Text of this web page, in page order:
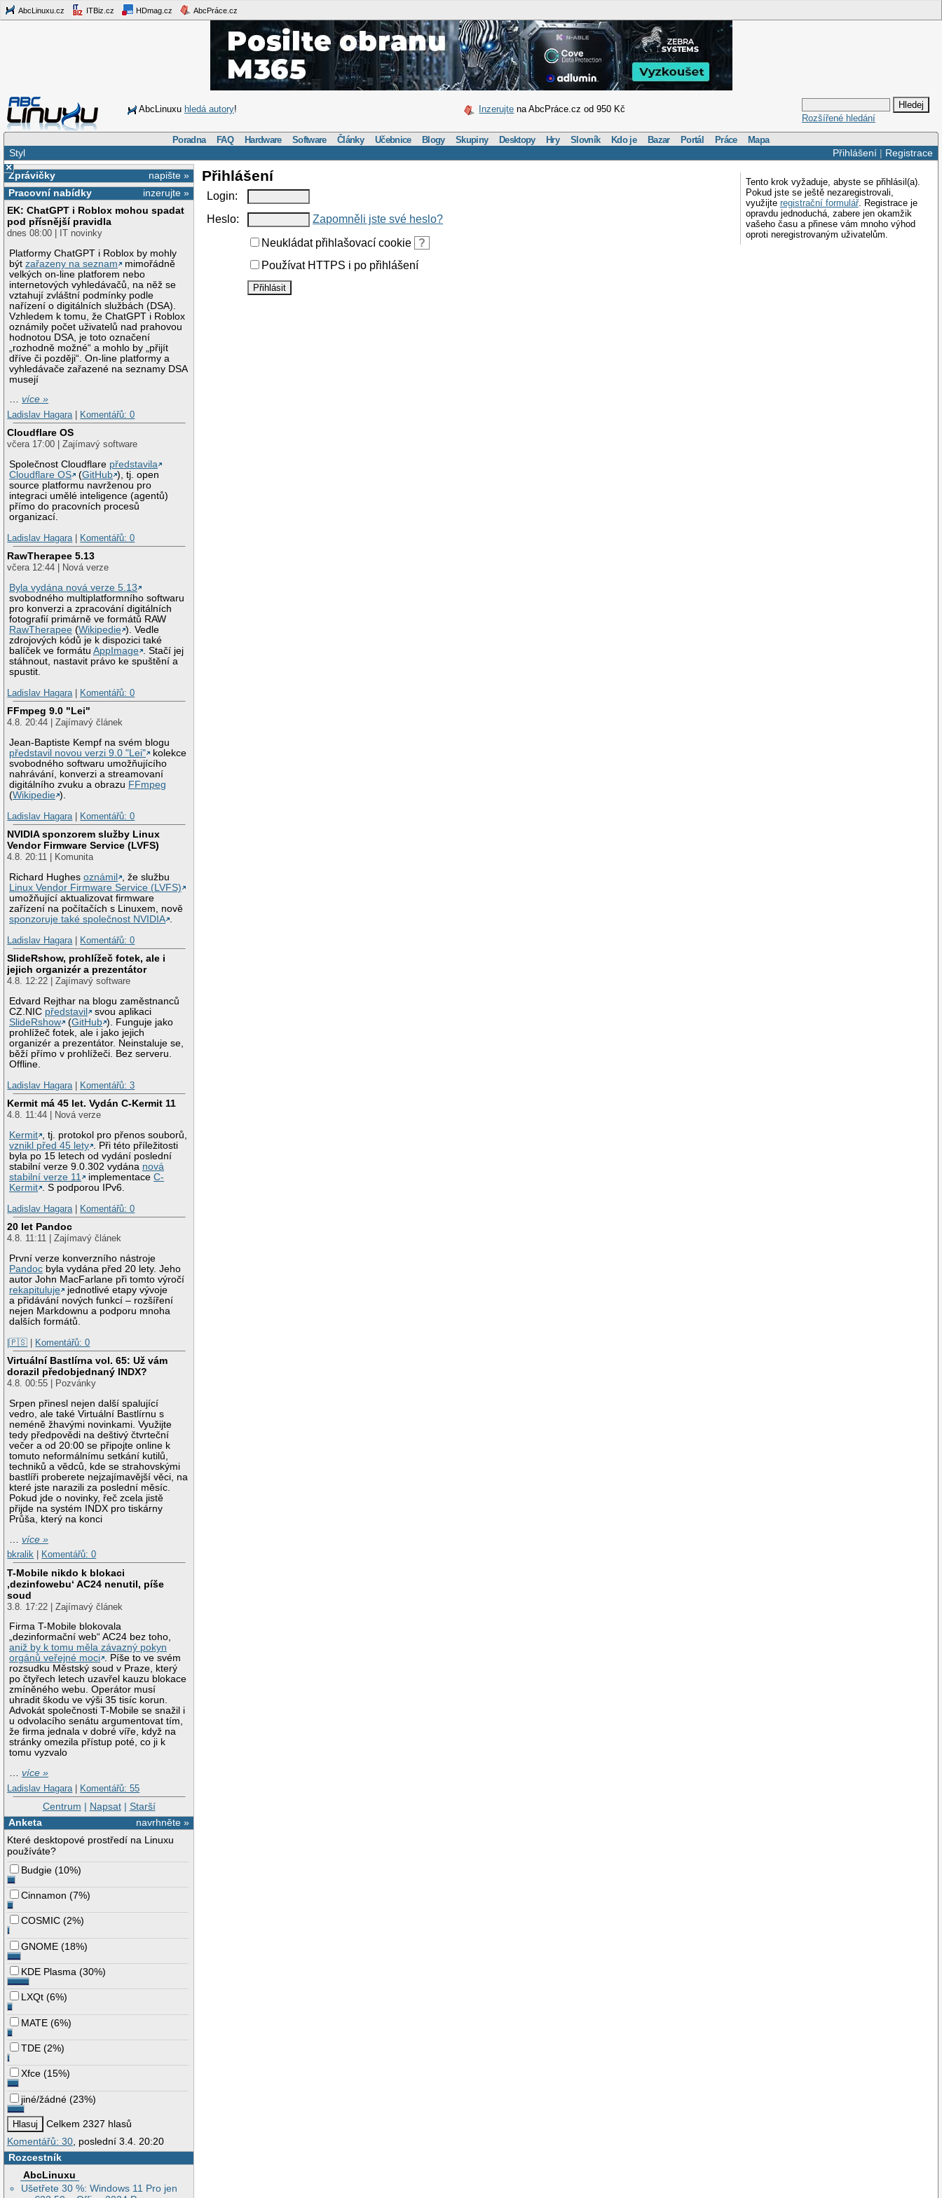
AbcLinuxu.cz ITBiz.cz HDmag.cz AbcPráce.cz
AbcLinuxu hledá autory! Inzerujte na AbcPráce.cz od 950 Kč
Rozšířené hledání
Poradna FAQ Hardware Software Články Učebnice Blogy Skupiny Desktopy Hry Slovník Kdo je Bazar Portál Práce Mapa
Přihlášení| Registrace
Styl
×
napište »
Zprávičky
inzerujte »
Pracovní nabídky
EK: ChatGPT i Roblox mohou spadat
pod přísnější pravidla
dnes 08:00 | IT novinky
Platformy ChatGPT i Roblox by mohly
býtzařazeny na seznam
mimořádně
velkých on-line platforem nebo
internetových vyhledávačů, na něž se
vztahují zvláštní podmínky podle
nařízení o digitálních službách (DSA).
Vzhledem k tomu, že ChatGPT i Roblox
oznámily počet uživatelů nad prahovou
hodnotou DSA, je toto označení
„rozhodně možné“ a mohlo by „přijít
dříve či později“. On-line platformy a
vyhledávače zařazené na seznamy DSA
musejí
…více »
Ladislav Hagara
Komentářů: 0
Cloudflare OS
včera 17:00 | Zajímavý software
Společnost Cloudflare představila
Cloudflare OS
(GitHub ), tj. open
source platformu navrženou pro
integraci umělé inteligence (agentů)
přímo do pracovních procesů
organizací.
Ladislav Hagara
Komentářů: 0
RawTherapee 5.13
včera 12:44 | Nová verze
Byla vydána nová verze 5.13
svobodného multiplatformního softwaru
pro konverzi a zpracování digitálních
fotografií primárně ve formátů RAW
RawTherapee (Wikipedie ). Vedle
zdrojových kódů je k dispozici také
balíček ve formátuAppImage . Stačí jej
stáhnout, nastavit právo ke spuštění a
spustit.
Ladislav Hagara
Komentářů: 0
FFmpeg 9.0 "Lei"
4.8. 20:44 | Zajímavý článek
Jean-Baptiste Kempf na svém blogu
představil novou verzi 9.0 "Lei"
kolekce
svobodného softwaru umožňujícího
nahrávání, konverzi a streamovaní
digitálního zvuku a obrazu FFmpeg
(Wikipedie ).
Ladislav Hagara
Komentářů: 0
NVIDIA sponzorem služby Linux
Vendor Firmware Service (LVFS)
4.8. 20:11 | Komunita
Richard Hughesoznámil
, že službu
Linux Vendor Firmware Service (LVFS)
umožňující aktualizovat firmware
zařízení na počítačích s Linuxem, nově
sponzoruje také společnost NVIDIA .
Ladislav Hagara | Komentářů: 0
SlideRshow, prohlížeč fotek, ale i
jejich organizér a prezentátor
4.8. 12:22 | Zajímavý software
Edvard Rejthar na blogu zaměstnanců
CZ.NIC představil
svou aplikaci
SlideRshow
(GitHub ). Funguje jako
prohlížeč fotek, ale i jako jejich
organizér a prezentátor. Neinstaluje se,
běží přímo v prohlížeči. Bez serveru.
Offline.
Ladislav Hagara | Komentářů: 3
Kermit má 45 let. Vydán C-Kermit 11
4.8. 11:44 | Nová verze
Kermit , tj. protokol pro přenos souborů,
vznikl před 45 lety . Při této příležitosti
byla po 15 letech od vydání poslední
stabilní verze 9.0.302 vydána nová
stabilní verze 11
implementaceC-
Kermit . S podporou IPv6.
Ladislav Hagara | Komentářů: 0
20 let Pandoc
4.8. 11:11 | Zajímavý článek
První verze konverzního nástroje
Pandoc byla vydána před 20 lety. Jeho
autor John MacFarlane při tomto výročí
rekapituluje
jednotlivé etapy vývoje
a přidávání nových funkcí – rozšíření
nejen Markdownu a podporu mnoha
dalších formátů.
|🇵🇸 | Komentářů: 0
Virtuální Bastlírna vol. 65: Už vám
dorazil předobjednaný INDX?
4.8. 00:55 | Pozvánky
Srpen přinesl nejen další spalující
vedro, ale také Virtuální Bastlírnu s
neméně žhavými novinkami. Využijte
tedy předpovědi na deštivý čtvrteční
večer a od 20:00 se připojte online k
tomuto neformálnímu setkání kutilů,
techniků a vědců, kde se strahovskými
bastlíři proberete nejzajímavější věci, na
které jste narazili za poslední měsíc.
Pokud jde o novinky, řeč zcela jistě
přijde na systém INDX pro tiskárny
Průša, který na konci
…více »
bkralik
Komentářů: 0
T-Mobile nikdo k blokaci
‚dezinfowebu‘ AC24 nenutil, píše
soud
3.8. 17:22 | Zajímavý článek
Firma T-Mobile blokovala
„dezinformační web“ AC24 bez toho,
aniž by k tomu měla závazný pokyn
orgánů veřejné moci . Píše to ve svém
rozsudku Městský soud v Praze, který
po čtyřech letech uzavřel kauzu blokace
zmíněného webu. Operátor musí
uhradit škodu ve výši 35 tisíc korun.
Advokát společnosti T-Mobile se snažil i
u odvolacího senátu argumentovat tím,
že firma jednala v dobré víře, když na
stránky omezila přístup poté, co ji k
tomu vyzvalo
…více »
Ladislav Hagara | Komentářů: 55
Centrum | Napsat| Starší
navrhněte »
Anketa
Které desktopové prostředí na Linuxu
používáte?
Budgie (10%)
Cinnamon (7%)
COSMIC (2%)
GNOME (18%)
KDE Plasma (30%)
LXQt (6%)
MATE (6%)
TDE (2%)
Xfce (15%)
jiné/žádné (23%)
Celkem 2327 hlasů
Komentářů: 30, poslední 3.4. 20:20
Rozcestník
AbcLinuxu
Ušetřete 30 %: Windows 11 Pro jen
Tento krok vyžaduje, abyste se přihlásil(a).
Pokud jste se ještě nezaregistrovali,
využijte registrační formulář. Registrace je
opravdu jednoduchá, zabere jen okamžik
vašeho času a přinese vám mnoho výhod
oproti neregistrovaným uživatelům.
Přihlášení
Login:
Heslo:
Zapomněli jste své heslo?
Neukládat přihlašovací cookie
?
Používat HTTPS i po přihlášení